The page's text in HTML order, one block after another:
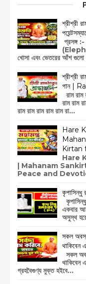
শ্রীশ্রী
প্রসঙ্গ :-
খোসা এবং ভেতরের আঁশ
শ্রীশ্রী
গান |
রাম রাম
রাম রাম
রাম রাম রাম রাম রাম রা...
Hare
Kirtan
Hare
| Mahanam
Peace and
কৃপাসিন্ধু
একবার
অসুস্থ
সকল
থাকিবেন
সকল
থাকিবেন
গ্রহবৈগুণ্য মুক্ত হইবে...